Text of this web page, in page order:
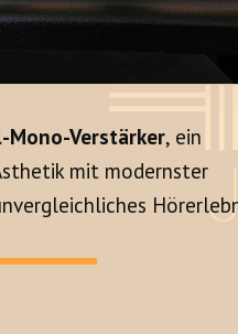
Mono-Verstärker, ein
mit modernster